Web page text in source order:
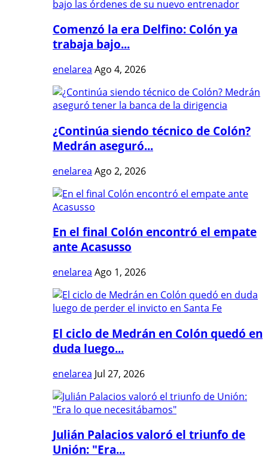
Comenzó la era Delfino: Colón ya
trabaja bajo...
enelarea Ago 4, 2026
¿Continúa siendo técnico de Colón?
Medrán aseguró...
enelarea Ago 2, 2026
En el final Colón encontró el empate
ante Acasusso
enelarea Ago 1, 2026
El ciclo de Medrán en Colón quedó en
duda luego...
enelarea Jul 27, 2026
Julián Palacios valoró el triunfo de
Unión: "Era...